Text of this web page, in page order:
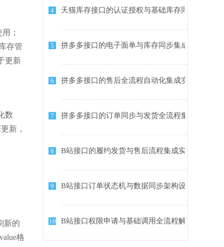
；
存管
更新
数
新，
新的
格
4 天猫库存接口的认证授权与基础库存同步集成指
5 拼多多接口的电子面单与库存同步集成实践
6 拼多多接口的售后全流程自动化集成实践
7 拼多多接口的订单同步与发货全流程集成指南
8 B站接口的履约发货与售后流程集成实践
9 B站接口订单状态机与数据同步架构设计实践
10 B站接口权限申请与基础调用全流程解析